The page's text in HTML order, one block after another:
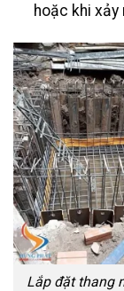
hoặc khi xảy
Lắp đặt thang